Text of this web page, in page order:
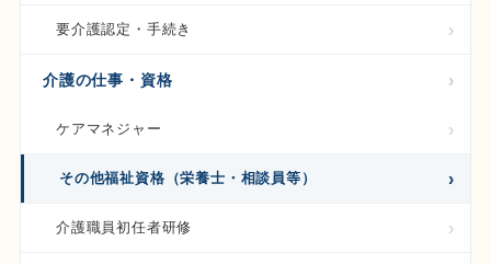
要介護認定・手続き
介護の仕事・資格
ケアマネジャー
その他福祉資格（栄養士・相談員等）
介護職員初任者研修